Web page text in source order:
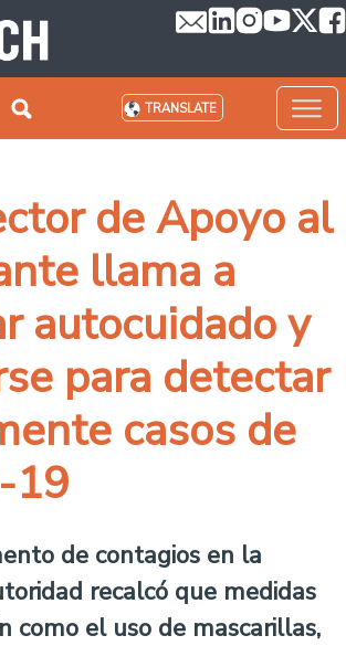
TRANSLATE
de Apoyo al
llama a
autocuidado y
para detectar
casos de
19
de contagios en la
recalcó que medidas
como el uso de mascarillas,